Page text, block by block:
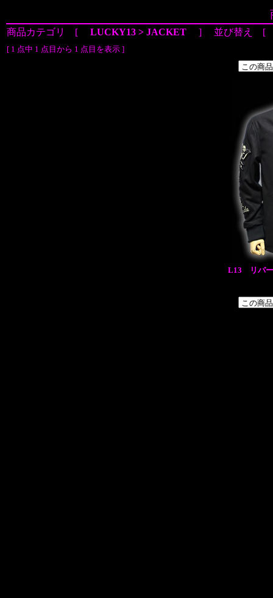
商品カテゴリ [ LUCKY13 > JACKET ] 並び替え
[ 1 点中 1 点目から 1 点目を表示 ]
L13 リバー